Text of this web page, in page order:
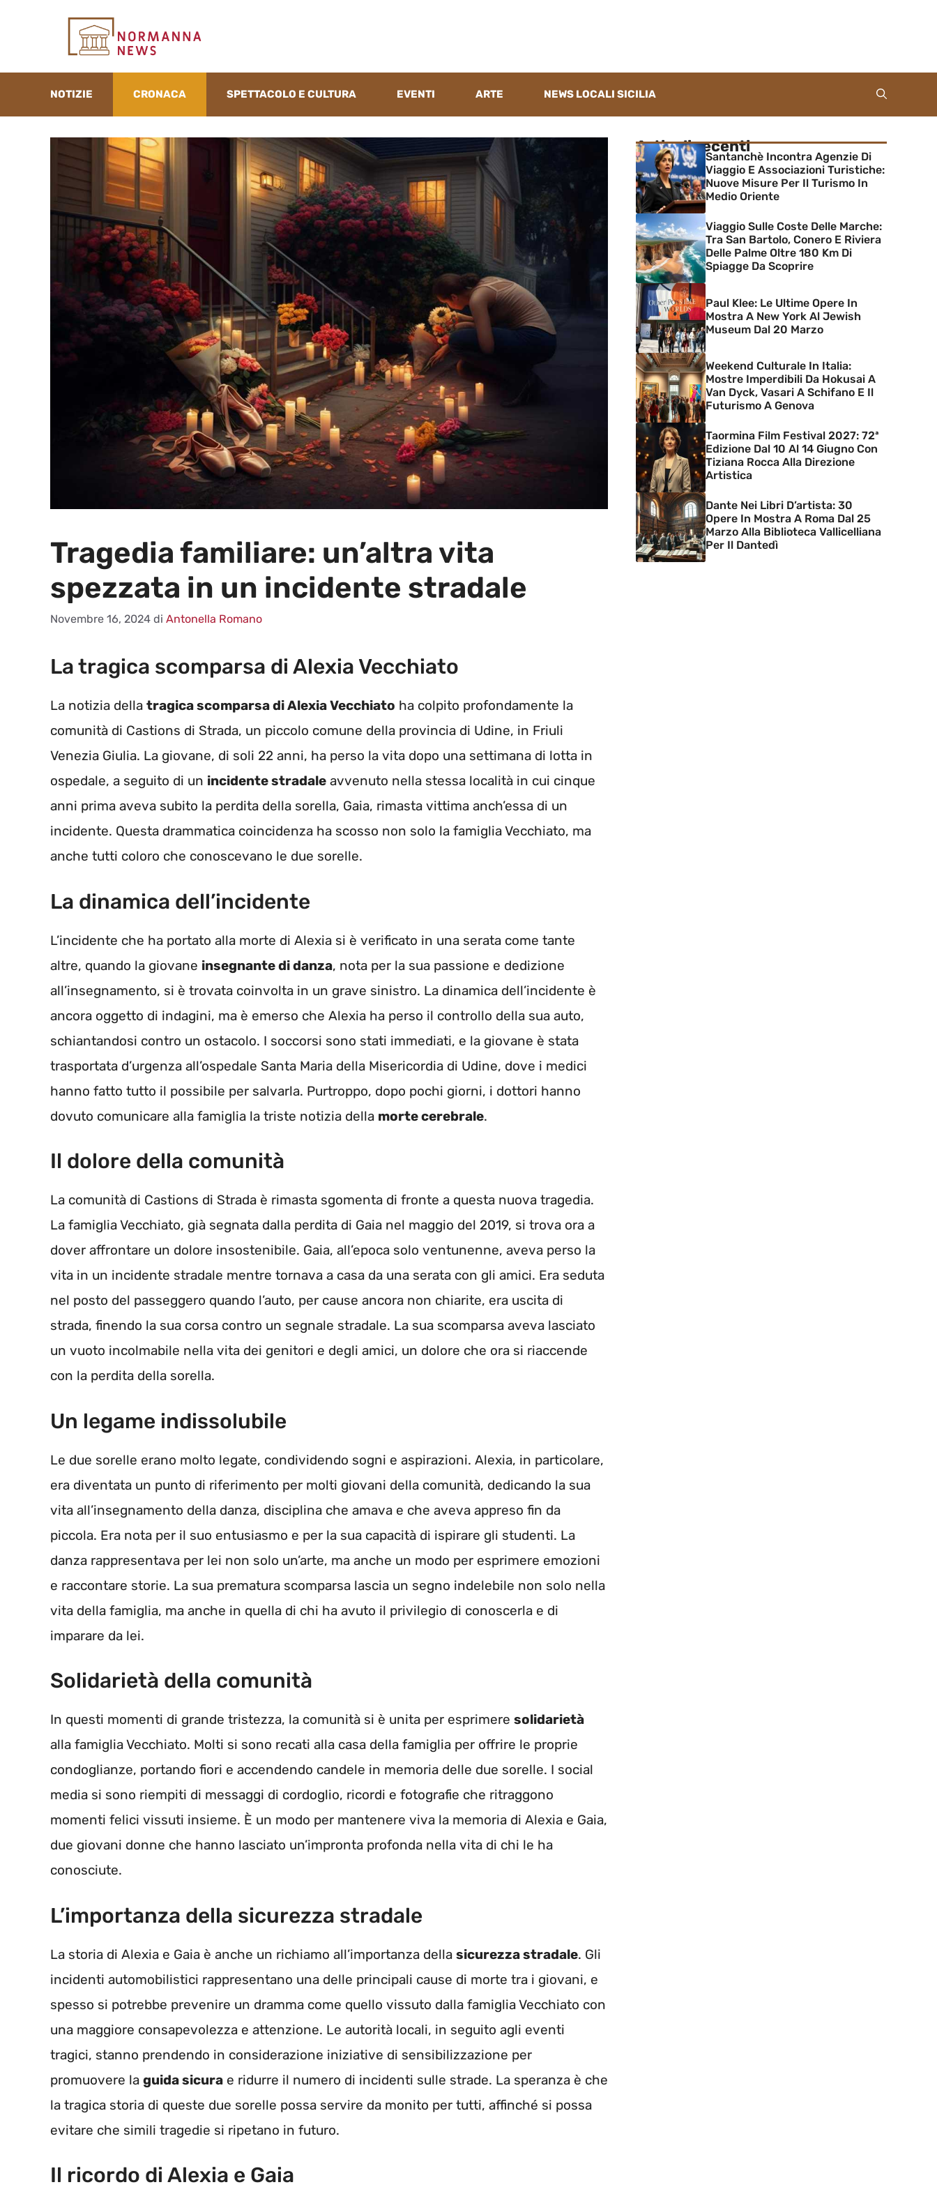
NOTIZIE CRONACA SPETTACOLO E CULTURA EVENTI ARTE NEWS LOCALI SICILIA
Tragedia familiare: un’altra vita
spezzata in un incidente stradale
Novembre 16, 2024 di Antonella Romano
La tragica scomparsa di Alexia Vecchiato
La notizia della tragica scomparsa di Alexia Vecchiato ha colpito profondamente la
comunità di Castions di Strada, un piccolo comune della provincia di Udine, in Friuli
Venezia Giulia. La giovane, di soli 22 anni, ha perso la vita dopo una settimana di lotta in
ospedale, a seguito di un incidente stradale avvenuto nella stessa località in cui cinque
anni prima aveva subito la perdita della sorella, Gaia, rimasta vittima anch’essa di un
incidente. Questa drammatica coincidenza ha scosso non solo la famiglia Vecchiato, ma
anche tutti coloro che conoscevano le due sorelle.
La dinamica dell’incidente
L’incidente che ha portato alla morte di Alexia si è verificato in una serata come tante
altre, quando la giovane insegnante di danza, nota per la sua passione e dedizione
all’insegnamento, si è trovata coinvolta in un grave sinistro. La dinamica dell’incidente è
ancora oggetto di indagini, ma è emerso che Alexia ha perso il controllo della sua auto,
schiantandosi contro un ostacolo. I soccorsi sono stati immediati, e la giovane è stata
trasportata d’urgenza all’ospedale Santa Maria della Misericordia di Udine, dove i medici
hanno fatto tutto il possibile per salvarla. Purtroppo, dopo pochi giorni, i dottori hanno
dovuto comunicare alla famiglia la triste notizia della morte cerebrale.
Il dolore della comunità
La comunità di Castions di Strada è rimasta sgomenta di fronte a questa nuova tragedia.
La famiglia Vecchiato, già segnata dalla perdita di Gaia nel maggio del 2019, si trova ora a
dover affrontare un dolore insostenibile. Gaia, all’epoca solo ventunenne, aveva perso la
vita in un incidente stradale mentre tornava a casa da una serata con gli amici. Era seduta
nel posto del passeggero quando l’auto, per cause ancora non chiarite, era uscita di
strada, finendo la sua corsa contro un segnale stradale. La sua scomparsa aveva lasciato
un vuoto incolmabile nella vita dei genitori e degli amici, un dolore che ora si riaccende
con la perdita della sorella.
Un legame indissolubile
Le due sorelle erano molto legate, condividendo sogni e aspirazioni. Alexia, in particolare,
era diventata un punto di riferimento per molti giovani della comunità, dedicando la sua
vita all’insegnamento della danza, disciplina che amava e che aveva appreso fin da
piccola. Era nota per il suo entusiasmo e per la sua capacità di ispirare gli studenti. La
danza rappresentava per lei non solo un’arte, ma anche un modo per esprimere emozioni
e raccontare storie. La sua prematura scomparsa lascia un segno indelebile non solo nella
vita della famiglia, ma anche in quella di chi ha avuto il privilegio di conoscerla e di
imparare da lei.
Solidarietà della comunità
In questi momenti di grande tristezza, la comunità si è unita per esprimere solidarietà
alla famiglia Vecchiato. Molti si sono recati alla casa della famiglia per offrire le proprie
condoglianze, portando fiori e accendendo candele in memoria delle due sorelle. I social
media si sono riempiti di messaggi di cordoglio, ricordi e fotografie che ritraggono
momenti felici vissuti insieme. È un modo per mantenere viva la memoria di Alexia e Gaia,
due giovani donne che hanno lasciato un’impronta profonda nella vita di chi le ha
conosciute.
L’importanza della sicurezza stradale
La storia di Alexia e Gaia è anche un richiamo all’importanza della sicurezza stradale. Gli
incidenti automobilistici rappresentano una delle principali cause di morte tra i giovani, e
spesso si potrebbe prevenire un dramma come quello vissuto dalla famiglia Vecchiato con
una maggiore consapevolezza e attenzione. Le autorità locali, in seguito agli eventi
tragici, stanno prendendo in considerazione iniziative di sensibilizzazione per
promuovere la guida sicura e ridurre il numero di incidenti sulle strade. La speranza è che
la tragica storia di queste due sorelle possa servire da monito per tutti, affinché si possa
evitare che simili tragedie si ripetano in futuro.
Il ricordo di Alexia e Gaia
Articoli recenti
Santanchè Incontra Agenzie Di
Viaggio E Associazioni Turistiche:
Nuove Misure Per Il Turismo In
Medio Oriente
Viaggio Sulle Coste Delle Marche:
Tra San Bartolo, Conero E Riviera
Delle Palme Oltre 180 Km Di
Spiagge Da Scoprire
Paul Klee: Le Ultime Opere In
Mostra A New York Al Jewish
Museum Dal 20 Marzo
Weekend Culturale In Italia:
Mostre Imperdibili Da Hokusai A
Van Dyck, Vasari A Schifano E Il
Futurismo A Genova
Taormina Film Festival 2027: 72ª
Edizione Dal 10 Al 14 Giugno Con
Tiziana Rocca Alla Direzione
Artistica
Dante Nei Libri D’artista: 30
Opere In Mostra A Roma Dal 25
Marzo Alla Biblioteca Vallicelliana
Per Il Dantedì